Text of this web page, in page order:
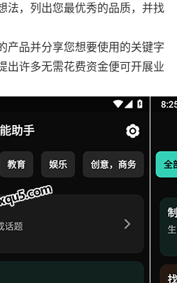
法，列出您最优秀的品质，并找
产品并分享您想要使用的关键字
出许多无需花费资金便可开展业